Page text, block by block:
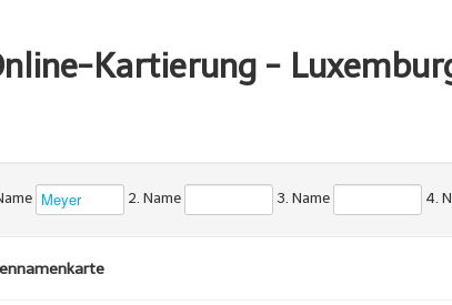
Kartierung -
2. Name 3. Name 4.